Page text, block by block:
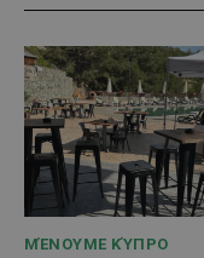
ΜΈΝΟΥΜΕ ΚΎΠΡΟ